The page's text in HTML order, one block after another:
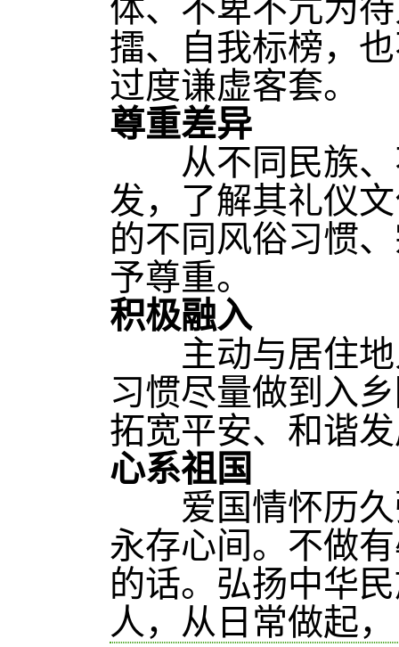
体、不卑不亢为
擂、自我标榜，
过度谦虚客套。
尊重差异
从不同民族、
发，了解其礼仪
的不同风俗习惯
予尊重。
积极融入
主动与居住地
习惯尽量做到入
拓宽平安、和谐
心系祖国
爱国情怀历久
永存心间。不做
的话。弘扬中华
人，从日常做起